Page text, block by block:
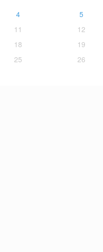
4 5
11 12
18 19
25 26